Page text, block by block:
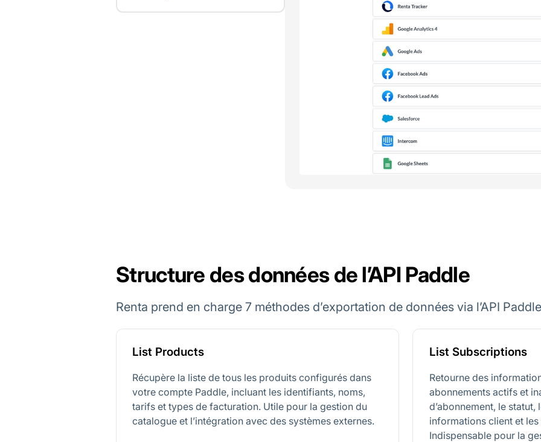
Structure des données de l’API Paddle
Renta prend en charge 7 méthodes d’exportation de données via l’API
List Products
Récupère la liste de tous les produits configurés dans
votre compte Paddle, incluant les identifiants, noms,
tarifs et types de facturation. Utile pour la gestion du
catalogue et l’intégration avec des systèmes externes.
List Subscriptions
Retourne des
abonnements actifs et
d’abonnement, le
informations client et
Indispensable pour la